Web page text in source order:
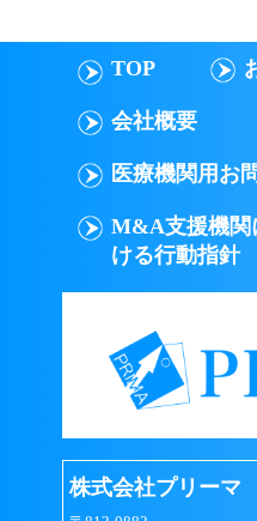
TOP
会社概要
医療機関用お
M&A支援機関
ける行動指針
株式会社プリーマ